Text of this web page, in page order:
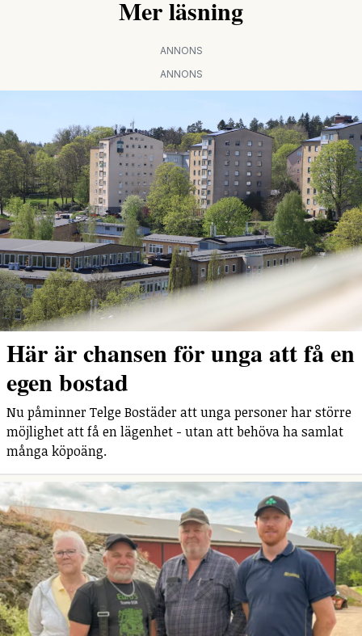
Mer läsning
ANNONS
ANNONS
Här är chansen för unga att få en
egen bostad
Nu påminner Telge Bostäder att unga personer har större
möjlighet att få en lägenhet - utan att behöva ha samlat
många köpoäng.